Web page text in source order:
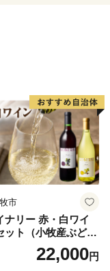
市
ナリー 赤・白ワイ
ット（小牧産ぶどう
22,000円